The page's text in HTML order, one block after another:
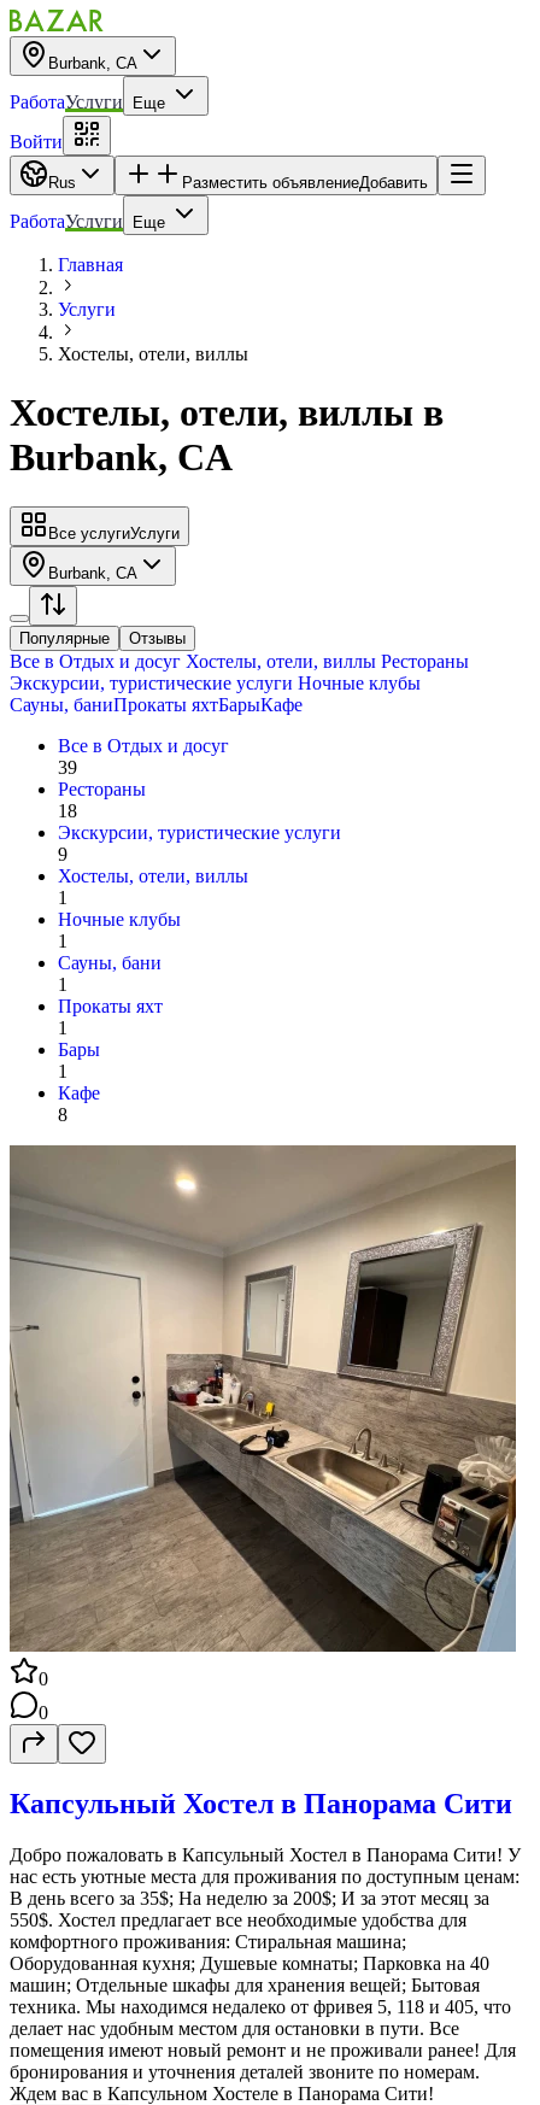
Burbank, CA
РаботаУслуги Еще
Войти
Rus Разместить объявлениеДобавить
РаботаУслуги Еще
Главная
Услуги
Хостелы, отели, виллы
Хостелы, отели, виллы в
Burbank, CA
Все услугиУслуги
Burbank, CA
Популярные Отзывы
Все в Отдых и досуг Хостелы, отели, виллы Рестораны
Экскурсии, туристические услуги Ночные клубы
Сауны, баниПрокаты яхтБарыКафе
Все в Отдых и досуг
39
Рестораны
18
Экскурсии, туристические услуги
9
Хостелы, отели, виллы
1
Ночные клубы
1
Сауны, бани
1
Прокаты яхт
1
Бары
1
Кафе
8
0
0
Капсульный Хостел в Панорама Сити
Добро пожаловать в Капсульный Хостел в Панорама Сити! У
нас есть уютные места для проживания по доступным ценам:
В день всего за 35$; На неделю за 200$; И за этот месяц за
550$. Хостел предлагает все необходимые удобства для
комфортного проживания: Стиральная машина;
Оборудованная кухня; Душевые комнаты; Парковка на 40
машин; Отдельные шкафы для хранения вещей; Бытовая
техника. Мы находимся недалеко от фривея 5, 118 и 405, что
делает нас удобным местом для остановки в пути. Все
помещения имеют новый ремонт и не проживали ранее! Для
бронирования и уточнения деталей звоните по номерам.
Ждем вас в Капсульном Хостеле в Панорама Сити!